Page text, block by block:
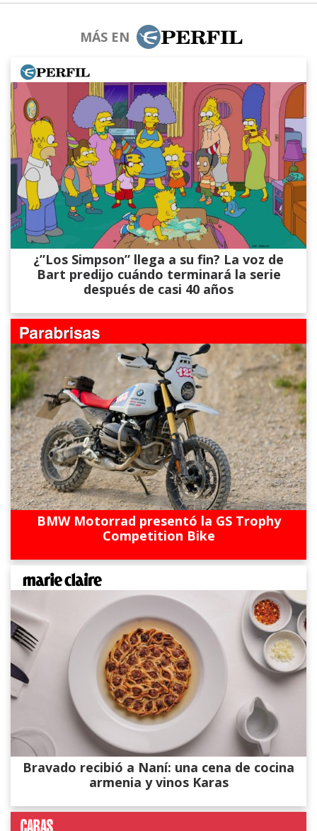
MÁS EN
¿”Los Simpson” llega a su fin? La voz de
Bart predijo cuándo terminará la serie
después de casi 40 años
BMW Motorrad presentó la GS Trophy
Competition Bike
Bravado recibió a Naní: una cena de cocina
armenia y vinos Karas